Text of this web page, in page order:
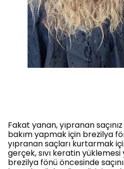
Fakat yanan, yıpranan
bakım yapmak için brezilya
yıpranan saçları kurtarmak
gerçek, sıvı keratin yüklemesi
brezilya fönü öncesinde